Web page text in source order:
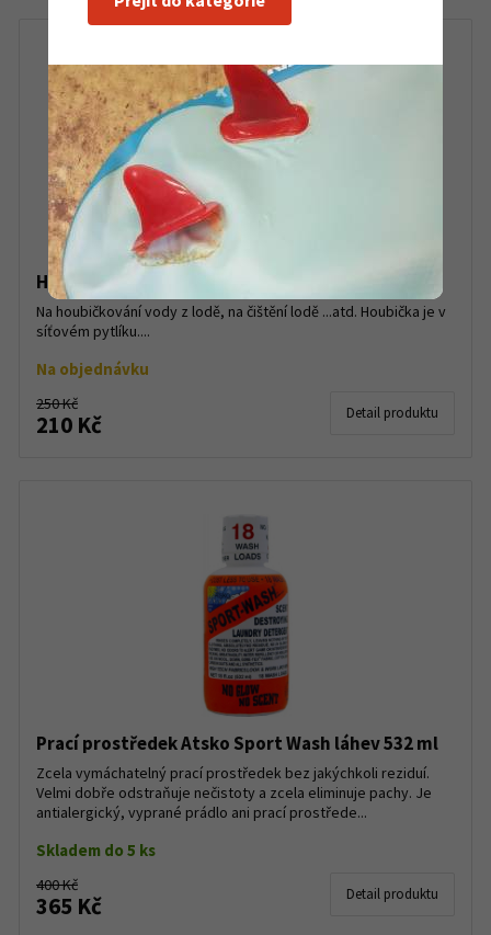
Houbička v síťce
Na houbičkování vody z lodě, na čištění lodě ...atd. Houbička je v
síťovém pytlíku....
Na objednávku
250 Kč
210 Kč Detail produktu
Prací prostředek Atsko Sport Wash láhev 532 ml
Zcela vymáchatelný prací prostředek bez jakýchkoli reziduí.
Velmi dobře odstraňuje nečistoty a zcela eliminuje pachy. Je
antialergický, vyprané prádlo ani prací prostřede...
Skladem do 5 ks
400 Kč
365 Kč Detail produktu